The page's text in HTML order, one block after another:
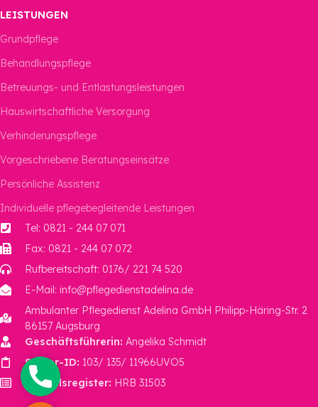
LEISTUNGEN
Grundpflege
Behandlungspflege
Betreuungs- und Entlastungsleistungen
Hauswirtschaftliche Versorgung
Verhinderungspflege
Vorgeschriebene Beratungseinsätze
Persönliche Assistenz
Individuelle pflegebegleitende Leistungen
Tel: 0821 - 244 07 071
Fax: 0821 - 244 07 072
Rufbereitschaft: 0176/ 221 74 520
E-Mail: info@pflegedienstadelina.de
Ambulanter Pflegedienst Adelina GmbH Philipp-Häring-Str. 2
86157 Augsburg
Geschäftsführerin: Angelika Schmidt
Steuer-ID: 103/ 135/ 11966UVO5
Handelsregister: HRB 31503
Phone